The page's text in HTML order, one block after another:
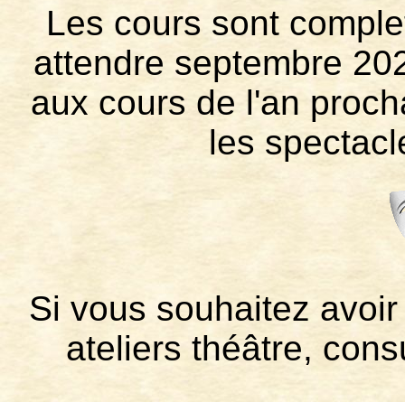
Les cours sont
attendre septembre
aux cours de l'an
les
Si vous souhaitez
ateliers théâtre,